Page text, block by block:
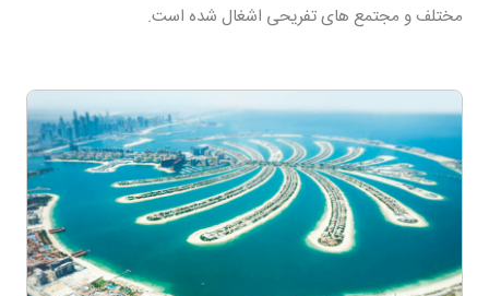
مختلف و مجتمع های تفریحی اشغال شده است.